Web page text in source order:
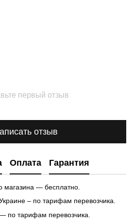
первый отзыв
отзыв
Оплата Гарантия
магазина — бесплатно.
– по тарифам перевозчика.
по тарифам перевозчика.